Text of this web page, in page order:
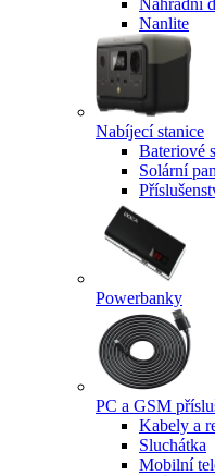
Náhradní
Nanlite
Nabíjecí stanice
Bateriové
Solární
Powerbanky
PC a GSM
Kabely a
Sluchátka
Mobilní